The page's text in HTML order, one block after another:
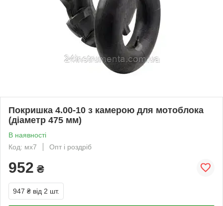
Покришка 4.00-10 з камерою для мотоблока
(діаметр 475 мм)
В наявності
Код: мх7
Опт і роздріб
952 ₴
947 ₴ від 2 шт.